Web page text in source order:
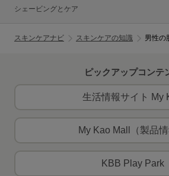
シェービングとケア
スキンケアナビ スキンケアの知識 男性の
ピックアップコンテ
生活情報サイト My
My Kao Mall（製品情
KBB Play Park